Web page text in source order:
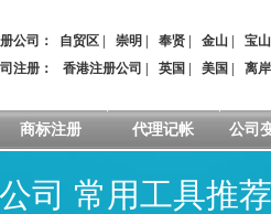
公司： 自贸区 崇明 奉贤 金山 宝山
注册：
香港注册公司 英国 美国 离
商标注册 代理记帐 公司
司 常用工具推荐